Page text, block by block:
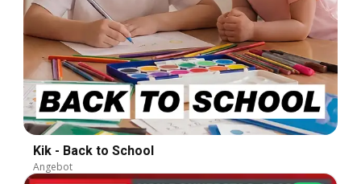
Kik - Back to School
Angebot